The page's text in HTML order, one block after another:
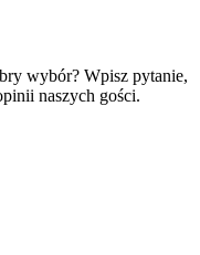
wybór? Wpisz pytanie,
naszych gości.